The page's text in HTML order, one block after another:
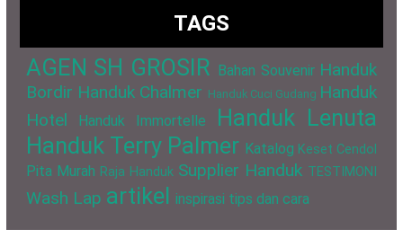
TAGS
AGEN SH GROSIR Bahan Souvenir Handuk
Bordir Handuk Chalmer Handuk Cuci Gudang Handuk
Hotel
Handuk Immortelle
Handuk Lenuta
Handuk Terry Palmer Katalog Keset Cendol
Pita Murah Raja Handuk Supplier Handuk TESTIMONI
Wash Lap artikel inspirasi tips dan cara